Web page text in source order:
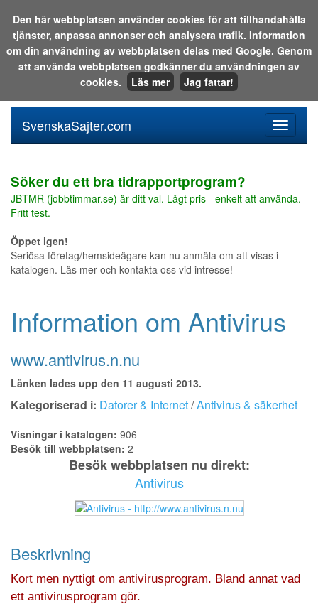
Sök i katalogen eller på webben:
meny
SvenskaSajter.com
Söker du ett bra tidrapportprogram?
JBTMR (jobbtimmar.se) är ditt val. Lågt pris - enkelt att använda.
Fritt test.
Öppet igen!
Seriösa företag/hemsideägare kan nu anmäla om att visas i
katalogen. Läs mer och kontakta oss vid intresse!
Information om Antivirus
www.antivirus.n.nu
Länken lades upp den 11 augusti 2013.
Kategoriserad i: Datorer & Internet/Antivirus & säkerhet
Visningar i katalogen: 906
Besök till webbplatsen: 2
Besök webbplatsen nu direkt:
Antivirus
Beskrivning
Kort men nyttigt om antivirusprogram. Bland annat vad
ett antivirusprogram gör.
Den här webbplatsen använder cookies för att tillhandahålla
tjänster, anpassa annonser och analysera trafik. Information
om din användning av webbplatsen delas med Google. Genom
att använda webbplatsen godkänner du användningen av
cookies.
Läs mer Jag fattar!